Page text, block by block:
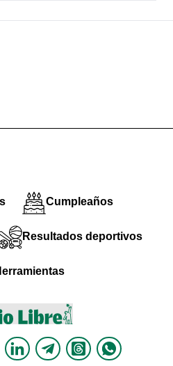
Cumpleaños
Resultados deportivos